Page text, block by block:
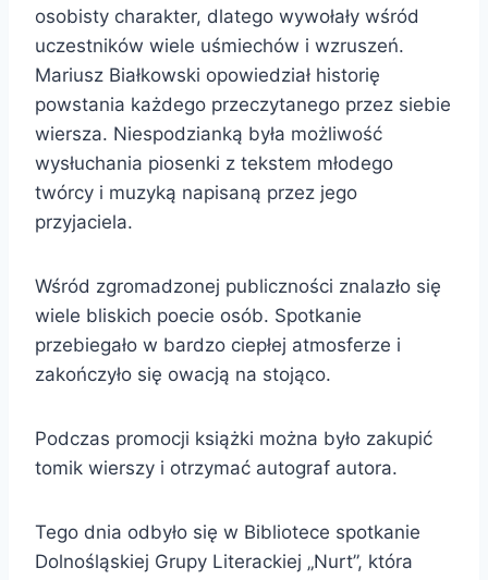
osobisty charakter, dlatego wywołały wśród
uczestników wiele uśmiechów i wzruszeń.
Mariusz Białkowski opowiedział historię
powstania każdego przeczytanego przez siebie
wiersza. Niespodzianką była możliwość
wysłuchania piosenki z tekstem młodego
twórcy i muzyką napisaną przez jego
przyjaciela.
Wśród zgromadzonej publiczności znalazło się
wiele bliskich poecie osób. Spotkanie
przebiegało w bardzo ciepłej atmosferze i
zakończyło się owacją na stojąco.
Podczas promocji książki można było zakupić
tomik wierszy i otrzymać autograf autora.
Tego dnia odbyło się w Bibliotece spotkanie
Dolnośląskiej Grupy Literackiej „Nurt”, która